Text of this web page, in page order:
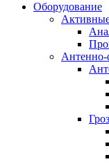
Оборудование
Антенно-